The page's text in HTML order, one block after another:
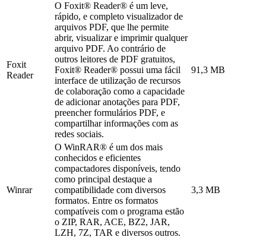
Foxit
Reader
O Foxit® Reader® é um leve,
rápido, e completo visualizador de
arquivos PDF, que lhe permite
abrir, visualizar e imprimir qualquer
arquivo PDF. Ao contrário de
outros leitores de PDF gratuitos,
Foxit® Reader® possui uma fácil
interface de utilização de recursos
de colaboração como a capacidade
de adicionar anotações para PDF,
preencher formulários PDF, e
compartilhar informações com as
redes sociais.
91,3 MB
Winrar
O WinRAR® é um dos mais
conhecidos e eficientes
compactadores disponíveis, tendo
como principal destaque a
compatibilidade com diversos
formatos. Entre os formatos
compatíveis com o programa estão
o ZIP, RAR, ACE, BZ2, JAR,
LZH, 7Z, TAR e diversos outros.
3,3 MB